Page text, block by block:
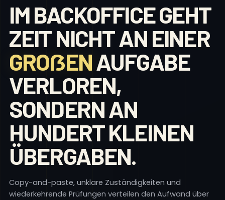
IM BACKOFFICE GEHT
ZEIT NICHT AN EINER
GROẞENAUFGABE
VERLOREN,
SONDERN AN
HUNDERT KLEINEN
ÜBERGABEN.
Copy-and-paste, unklare Zuständigkeiten und
wiederkehrende Prüfungen verteilen den Aufwand über